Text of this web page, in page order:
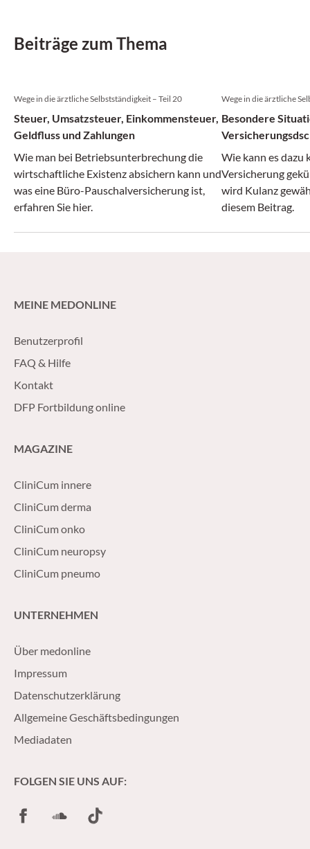
Beiträge zum Thema
Wege in die ärztliche Selbstständigkeit – Teil 20
Steuer, Umsatzsteuer, Einkommensteuer,
Geldfluss und Zahlungen
Wie man bei Betriebsunterbrechung die
wirtschaftliche Existenz absichern kann und
was eine Büro-Pauschalversicherung ist,
erfahren Sie hier.
Wege in die ärztliche
Besondere
Wie kann es dazu
Versicherung
wird Kulanz
diesem Beitrag.
MEINE MEDONLINE
Benutzerprofil
FAQ & Hilfe
Kontakt
DFP Fortbildung online
MAGAZINE
CliniCum innere
CliniCum derma
CliniCum onko
CliniCum neuropsy
CliniCum pneumo
UNTERNEHMEN
Über medonline
Impressum
Datenschutzerklärung
Allgemeine Geschäftsbedingungen
Mediadaten
FOLGEN SIE UNS AUF:
FacebookSoundCloud
TikTok